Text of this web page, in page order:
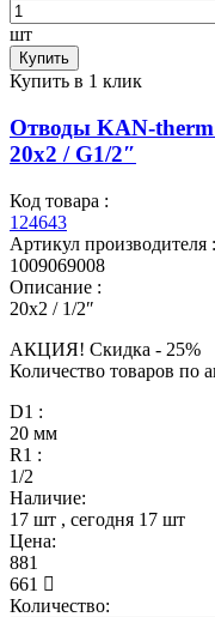
шт
Купить
Купить в 1 клик
Отводы KAN-therm
20x2 / G1/2″
Код товара :
124643
Артикул производителя :
1009069008
Описание :
20x2 / 1/2″
АКЦИЯ! Скидкa - 25%
Количество товаров по
D1 :
20 мм
R1 :
1/2
Наличие:
17 шт , сегодня 17 шт
Цена:
881
661
Количество: